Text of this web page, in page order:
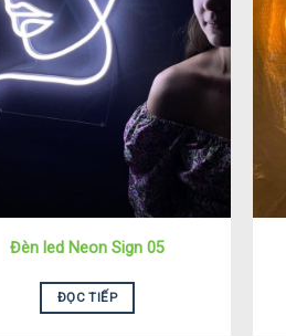
Đèn led Neon Sign 05
ĐỌC TIẾP